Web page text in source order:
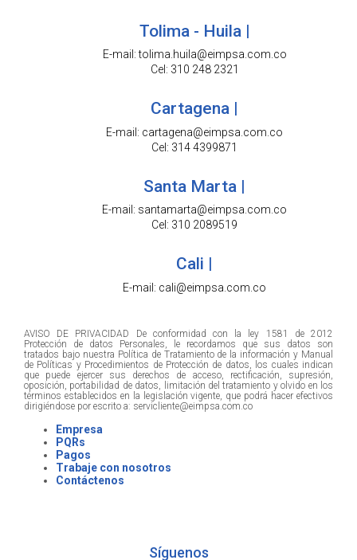
Tolima - Huila |
E-mail: tolima.huila@eimpsa.com.co
Cel: 310 248 2321
Cartagena |
E-mail: cartagena@eimpsa.com.co
Cel: 314 4399871
Santa Marta |
E-mail: santamarta@eimpsa.com.co
Cel: 310 2089519
Cali |
E-mail: cali@eimpsa.com.co
AVISO DE PRIVACIDAD De conformidad con la ley 1581 de 2012
Protección de datos Personales, le recordamos que sus datos son
tratados bajo nuestra Política de Tratamiento de la información y Manual
de Políticas y Procedimientos de Protección de datos, los cuales indican
que puede ejercer sus derechos de acceso, rectificación, supresión,
oposición, portabilidad de datos, limitación del tratamiento y olvido en los
términos establecidos en la legislación vigente, que podrá hacer efectivos
dirigiéndose por escrito a: servicliente@eimpsa.com.co
Empresa
PQRs
Pagos
Trabaje con nosotros
Contáctenos
Síguenos